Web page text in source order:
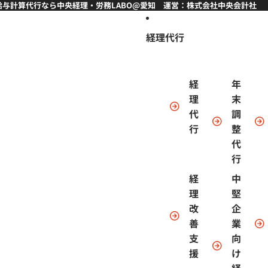
与計算代行なら中央経理・労務LABO@愛知 運営：株式会社中央会計社
経理代行
経
理
代
行
年
末
調
整
代
行
経
理
改
善
支
援
中
堅
企
業
向
け